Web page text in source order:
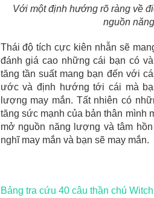
Với một định hướng rõ ràng về
nguồn
Thái độ tích cực kiên nhẫn sẽ
đánh giá cao những cái bạn có
tăng tần suất mang bạn đến với
ước và định hướng tới cái mà
lượng may mắn. Tất nhiên có
tăng sức mạnh của bản thân mình
mở nguồn năng lượng và tâm
nghĩ may mắn và bạn sẽ may mắn.
Bảng tra cứu 40 câu thần chú